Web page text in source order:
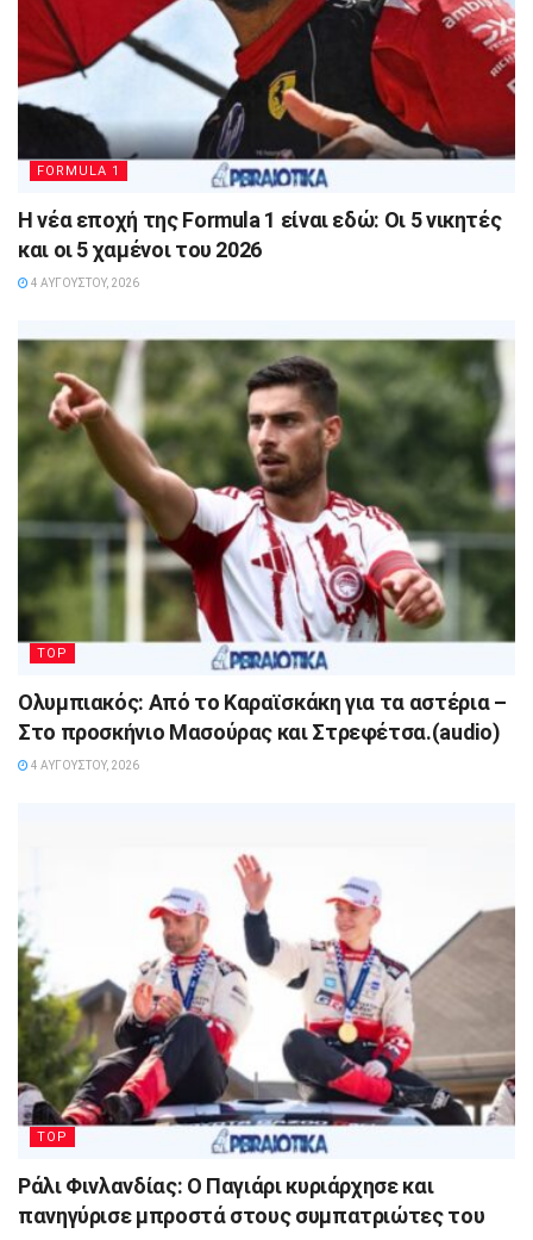
FORMULA 1
Η νέα εποχή της Formula 1 είναι εδώ: Οι 5 νικητές
και οι 5 χαμένοι του 2026
4 ΑΥΓΟΎΣΤΟΥ, 2026
TOP
Ολυμπιακός: Από το Καραϊσκάκη για τα αστέρια –
Στο προσκήνιο Μασούρας και Στρεφέτσα.(audio)
4 ΑΥΓΟΎΣΤΟΥ, 2026
TOP
Ράλι Φινλανδίας: Ο Παγιάρι κυριάρχησε και
πανηγύρισε μπροστά στους συμπατριώτες του